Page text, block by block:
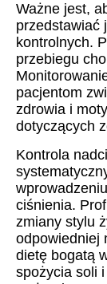
Ważne jest,
przedstawiać
kontrolnych.
przebiegu
pacjentom
zdrowia i
dotyczących
Kontrola
ciśnienia.
zmiany stylu
odpowiedniej
dietę bogatą
spożycia soli